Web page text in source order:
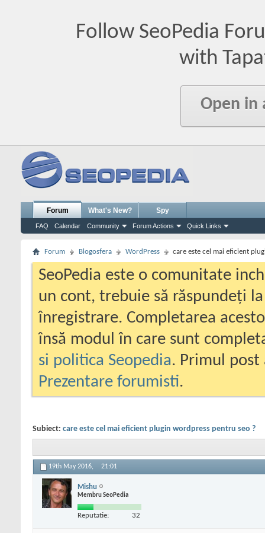
Follow SeoPedia
with
Open in
Forum
FAQ Calendar Community Forum Actions Quick Links
What's New? Spy
Forum Blogosfera WordPress care este cel mai eficient
SeoPedia este o comunitate
un cont, trebuie să răspundeți
înregistrare. Completarea
însă modul în care sunt
si politica Seopedia. Primul
Prezentare forumisti.
Subiect: care este cel mai eficient plugin wordpress pentru seo ?
19th May 2016, 21:01
Mishu
Membru SeoPedia
Reputatie: 32